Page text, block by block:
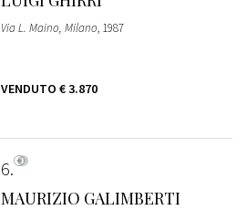
Via L. Maino, Milano, 1987
VENDUTO € 3.870
6
MAURIZIO GALIMBERTI